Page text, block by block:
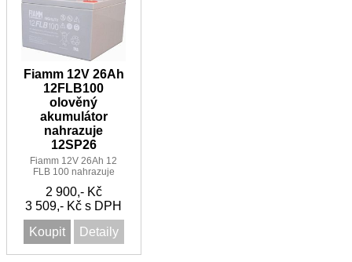
Fiamm 12V 26Ah
12FLB100
olověný
akumulátor
nahrazuje
12SP26
Fiamm 12V 26Ah 12
FLB 100 nahrazuje
2 900,- Kč
3 509,- Kč s DPH
Koupit
Detaily